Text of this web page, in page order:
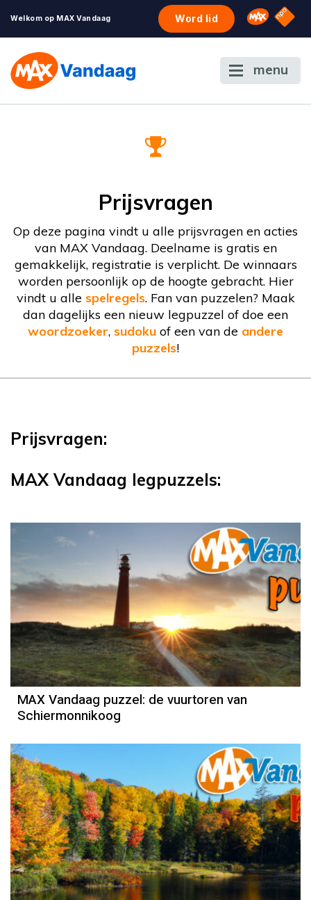
Welkom op MAX Vandaag Word lid Omroep
NPO
menu
Prijsvragen
Op deze pagina vindt u alle prijsvragen en acties
van MAX Vandaag. Deelname is gratis en
gemakkelijk, registratie is verplicht. De winnaars
worden persoonlijk op de hoogte gebracht. Hier
vindt u alle spelregels. Fan van puzzelen? Maak
dan dagelijks een nieuw legpuzzel of doe een
woordzoeker, sudoku of een van de andere
puzzels!
Prijsvragen:
MAX Vandaag legpuzzels:
MAX Vandaag puzzel: de vuurtoren van
Schiermonnikoog